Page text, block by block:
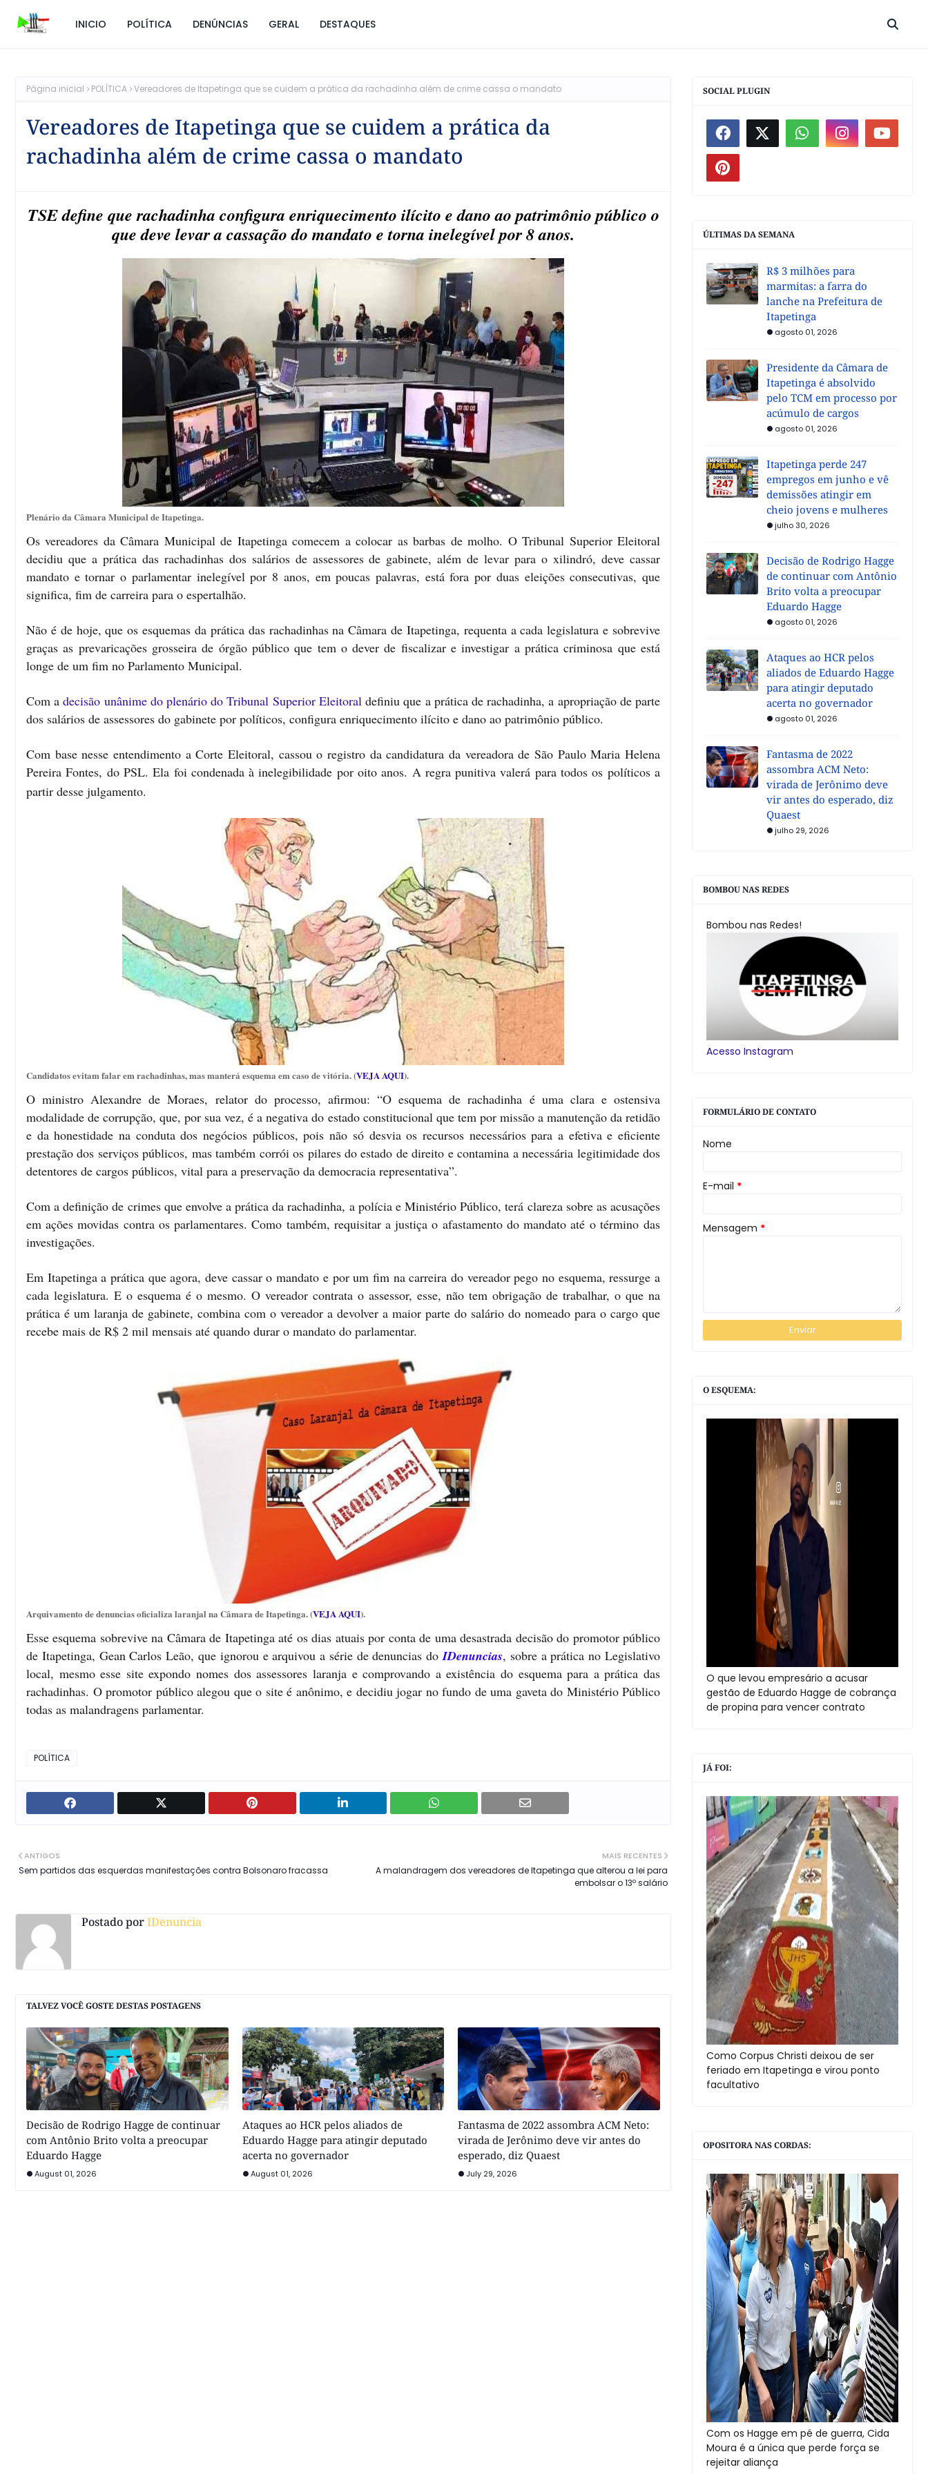
INICIO POLÍTICA DENÚNCIAS GERAL DESTAQUES
Página inicial POLÍTICA Vereadores de Itapetinga que se cuidem a prática da rachadinha além de crime cassa o mandato
Vereadores de Itapetinga que se cuidem a prática da
rachadinha além de crime cassa o mandato
TSE define que rachadinha configura enriquecimento ilícito e dano ao patrimônio público o
que deve levar a cassação do mandato e torna inelegível por 8 anos.
Plenário da Câmara Municipal de Itapetinga.
Os vereadores da Câmara Municipal de Itapetinga comecem a colocar as barbas de molho. O Tribunal Superior Eleitoral
decidiu que a prática das rachadinhas dos salários de assessores de gabinete, além de levar para o xilindró, deve cassar
mandato e tornar o parlamentar inelegível por 8 anos, em poucas palavras, está fora por duas eleições consecutivas, que
significa, fim de carreira para o espertalhão.
Não é de hoje, que os esquemas da prática das rachadinhas na Câmara de Itapetinga, requenta a cada legislatura e sobrevive
graças as prevaricações grosseira de órgão público que tem o dever de fiscalizar e investigar a prática criminosa que está
longe de um fim no Parlamento Municipal.
Com adecisão unânime do plenário do Tribunal Superior Eleitoraldefiniu que a prática de rachadinha, a apropriação de parte
dos salários de assessores do gabinete por políticos, configura enriquecimento ilícito e dano ao patrimônio público.
Com base nesse entendimento a Corte Eleitoral, cassou o registro da candidatura da vereadora de São Paulo Maria Helena
Pereira Fontes, do PSL. Ela foi condenada à inelegibilidade por oito anos. A regra punitiva valerá para todos os políticos a
partir desse julgamento.
Candidatos evitam falar em rachadinhas, mas manterá esquema em caso de vitória. (VEJA AQUI).
O ministro Alexandre de Moraes, relator do processo, afirmou: “O esquema de rachadinha é uma clara e ostensiva
modalidade de corrupção, que, por sua vez, é a negativa do estado constitucional que tem por missão a manutenção da retidão
e da honestidade na conduta dos negócios públicos, pois não só desvia os recursos necessários para a efetiva e eficiente
prestação dos serviços públicos, mas também corrói os pilares do estado de direito e contamina a necessária legitimidade dos
detentores de cargos públicos, vital para a preservação da democracia representativa”.
Com a definição de crimes que envolve a prática da rachadinha, a polícia e Ministério Público, terá clareza sobre as acusações
em ações movidas contra os parlamentares. Como também, requisitar a justiça o afastamento do mandato até o término das
investigações.
Em Itapetinga a prática que agora, deve cassar o mandato e por um fim na carreira do vereador pego no esquema, ressurge a
cada legislatura. E o esquema é o mesmo. O vereador contrata o assessor, esse, não tem obrigação de trabalhar, o que na
prática é um laranja de gabinete, combina com o vereador a devolver a maior parte do salário do nomeado para o cargo que
recebe mais de R$ 2 mil mensais até quando durar o mandato do parlamentar.
Arquivamento de denuncias oficializa laranjal na Câmara de Itapetinga. (VEJA AQUI).
Esse esquema sobrevive na Câmara de Itapetinga até os dias atuais por conta de uma desastrada decisão do promotor público
de Itapetinga, Gean Carlos Leão, que ignorou e arquivou a série de denuncias doIDenuncias, sobre a prática no Legislativo
local, mesmo esse site expondo nomes dos assessores laranja e comprovando a existência do esquema para a prática das
rachadinhas. O promotor público alegou que o site é anônimo, e decidiu jogar no fundo de uma gaveta do Ministério Público
todas as malandragens parlamentar.
POLÍTICA
MAIS RECENTES
A malandragem dos vereadores de Itapetinga que alterou a lei para
embolsar o 13º salário
ANTIGOS
Sem partidos das esquerdas manifestações contra Bolsonaro fracassa
Postado porIDenuncia
TALVEZ VOCÊ GOSTE DESTAS POSTAGENS
Decisão de Rodrigo Hagge de continuar
com Antônio Brito volta a preocupar
Eduardo Hagge
August 01, 2026
Ataques ao HCR pelos aliados de
Eduardo Hagge para atingir deputado
acerta no governador
August 01, 2026
Fantasma de 2022 assombra ACM Neto:
virada de Jerônimo deve vir antes do
esperado, diz Quaest
July 29, 2026
SOCIAL PLUGIN
ÚLTIMAS DA SEMANA
R$ 3 milhões para
marmitas: a farra do
lanche na Prefeitura de
Itapetinga
agosto 01, 2026
Presidente da Câmara de
Itapetinga é absolvido
pelo TCM em processo por
acúmulo de cargos
agosto 01, 2026
Itapetinga perde 247
empregos em junho e vê
demissões atingir em
cheio jovens e mulheres
julho 30, 2026
Decisão de Rodrigo Hagge
de continuar com Antônio
Brito volta a preocupar
Eduardo Hagge
agosto 01, 2026
Ataques ao HCR pelos
aliados de Eduardo Hagge
para atingir deputado
acerta no governador
agosto 01, 2026
Fantasma de 2022
assombra ACM Neto:
virada de Jerônimo deve
vir antes do esperado, diz
Quaest
julho 29, 2026
BOMBOU NAS REDES
Bombou nas Redes!
Acesso Instagram
FORMULÁRIO DE CONTATO
Nome
E-mail *
Mensagem *
O ESQUEMA:
O que levou empresário a acusar
gestão de Eduardo Hagge de cobrança
de propina para vencer contrato
JÁ FOI:
Como Corpus Christi deixou de ser
feriado em Itapetinga e virou ponto
facultativo
OPOSITORA NAS CORDAS:
Com os Hagge em pé de guerra, Cida
Moura é a única que perde força se
rejeitar aliança